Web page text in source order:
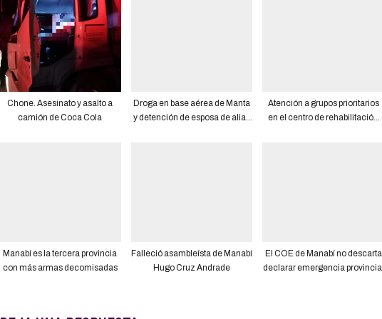
Chone. Asesinato y asalto a
camión de Coca Cola
Droga en base aérea de Manta
y detención de esposa de alias
Atención a grupos prioritarios
en el centro de rehabilitación
Manabí es la tercera provincia
con más armas decomisadas
Falleció asambleísta de Manabí
Hugo Cruz Andrade
El COE de Manabí no descarta
declarar emergencia provincial